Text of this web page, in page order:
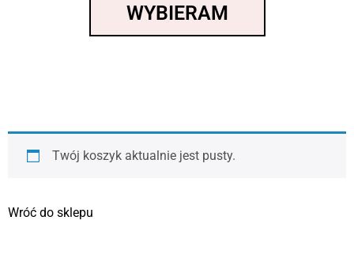
WYBIERAM
Twój koszyk aktualnie jest pusty.
Wróć do sklepu